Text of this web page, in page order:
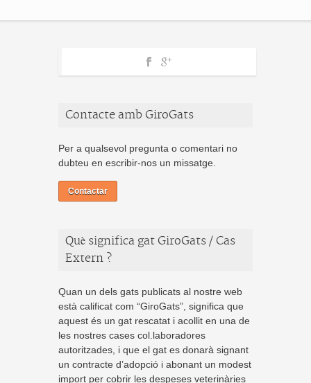
Contacte amb GiroGats
Per a qualsevol pregunta o comentari no
dubteu en escribir-nos un missatge.
Contactar
Què significa gat GiroGats / Cas
Extern ?
Quan un dels gats publicats al nostre web
està calificat com “GiroGats”, significa que
aquest és un gat rescatat i acollit en una de
les nostres cases col.laboradores
autoritzades, i que el gat es donarà signant
un contracte d’adopció i abonant un modest
import per cobrir les despeses veterinàries